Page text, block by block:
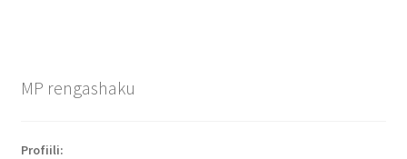
MP rengashaku
Profiili: